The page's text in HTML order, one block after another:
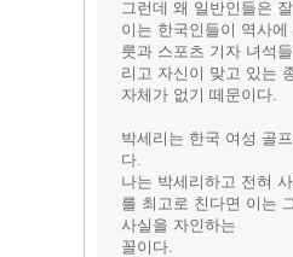
그런데 왜 일반인들은
이는 한국인들이 역사
릇과 스포츠 기자 녀석
리고 자신이 맞고 있는
자체가 없기 떼문이다.
박세리는 한국 여성 골
다.
나는 박세리하고 전혀
를 최고로 친다면 이는
사실을 자인하는
꼴이다.